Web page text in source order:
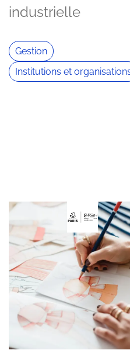
industrielle
Gestion
Institutions et